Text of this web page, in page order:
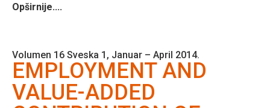
Opširnije....
Volumen 16 Sveska 1, Januar – April 2014.
EMPLOYMENT AND
VALUE-ADDED